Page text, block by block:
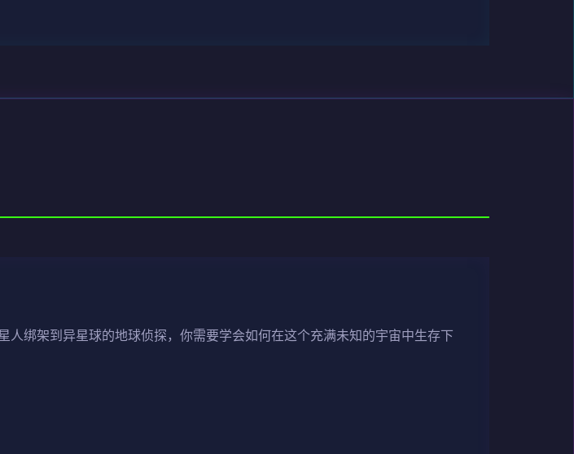
绑架到异星球的地球侦探，你需要学会如何在这个充满未知的宇宙中生存下